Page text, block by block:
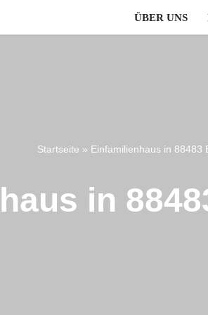
ÜBER UNS
Startseite » Einfamilienhaus in 88483
in